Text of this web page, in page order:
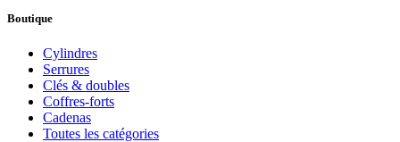
Boutique
Cylindres
Serrures
Clés & doubles
Coffres-forts
Cadenas
Toutes les catégories